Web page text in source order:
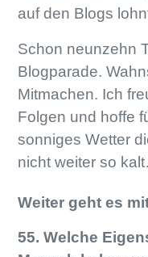
auf den Blogs
Schon neunzehn
Blogparade.
Mitmachen. Ich
Folgen und hoffe
sonniges Wetter
nicht weiter so
Weiter geht es
55. Welche